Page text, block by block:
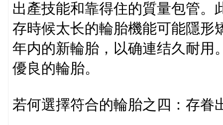
出產技能和靠得住的質量包管。
存時候太长的輪胎機能可能隱形
年内的新輪胎，以确連结久耐用
優良的輪胎。
若何選擇符合的輪胎之四：存眷